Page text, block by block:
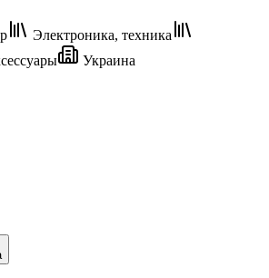
Электроника, техника
Украина